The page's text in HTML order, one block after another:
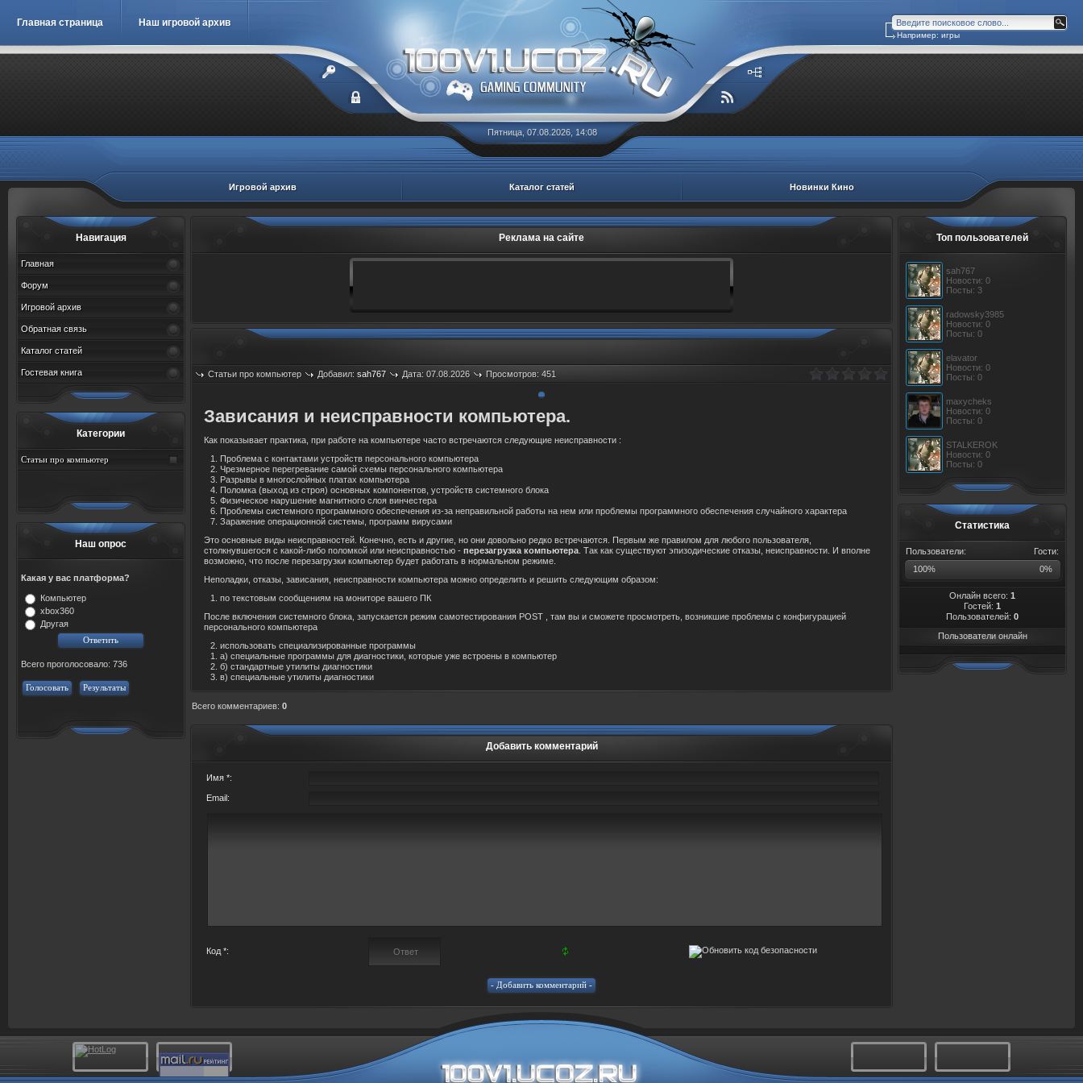
Главная страница Наш игровой архив
Например: игры
Пятница, 07.08.2026, 14:08
Игровой архив Каталог статей Новинки Кино
Навигация
Главная
Форум
Игровой архив
Обратная связь
Каталог статей
Гостевая книга
Категории
Статьи про компьютер
Наш опрос
Какая у вас платформа?
Компьютер
xbox360
Другая
Всего проголосовало: 736
Голосовать Результаты
Топ пользователей
sah767
Новости: 0
Посты: 3
radowsky3985
Новости: 0
Посты: 0
elavator
Новости: 0
Посты: 0
maxycheks
Новости: 0
Посты: 0
STALKEROK
Новости: 0
Посты: 0
Статистика
Гости:
Пользователи:
100%
0%
Онлайн всего: 1
Гостей: 1
Пользователей: 0
Пользователи онлайн
Реклама на сайте
Статьи про компьютер Добавил: sah767 Дата: 07.08.2026 Просмотров: 451
Зависания и неисправности компьютера.
Как показывает практика, при работе на компьютере часто встречаются следующие неисправности :
Проблема с контактами устройств персонального компьютера
Чрезмерное перегревание самой схемы персонального компьютера
Разрывы в многослойных платах компьютера
Поломка (выход из строя) основных компонентов , устройств системного блока
Физическое нарушение магнитного слоя винчестера
Проблемы системного программного обеспечения из-за неправильной работы на нем или проблемы программного обеспечения случайного характера
Заражение операционной системы, программ вирусами
Это основные виды неисправностей. Конечно, есть и другие, но они довольно редко встречаются. Первым же правилом для любого пользователя,
столкнувшегося с какой-либо поломкой или неисправностью - перезагрузка компьютера . Так как существуют эпизодические отказы, неисправности. И вполне
возможно, что после перезагрузки компьютер будет работать в нормальном режиме.
Неполадки, отказы, зависания, неисправности компьютера можно определить и решить следующим образом:
по текстовым сообщениям на мониторе вашего ПК
После включения системного блока, запускается режим самотестирования POST , там вы и сможете просмотреть, возникшие проблемы с конфигурацией
персонального компьютера
использовать специализированные программы
а) специальные программы для диагностики, которые уже встроены в компьютер
б) стандартные утилиты диагностики
в) специальные утилиты диагностики
Всего комментариев: 0
Добавить комментарий
Имя *:
Email:
Код *: